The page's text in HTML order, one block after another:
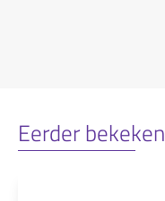
Eerder bekeken